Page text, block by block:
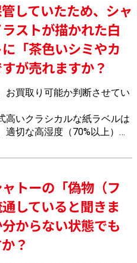
していたため、シャ
ストが描かれた白
「茶色いシミやカ
が売れますか？
お買取り可能か判断させてい
高いクラシカルな紙ラベルは
切な高湿度（70%以上）環
シミが発生しやすくなる製品
ます。
トーの「偽物（フ
していると聞きま
からない状態でも
？